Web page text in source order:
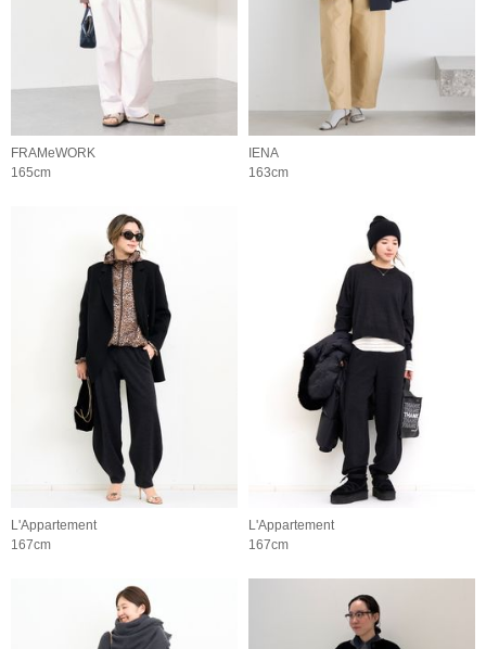
FRAMeWORK
165cm
IENA
163cm
L'Appartement
167cm
L'Appartement
167cm